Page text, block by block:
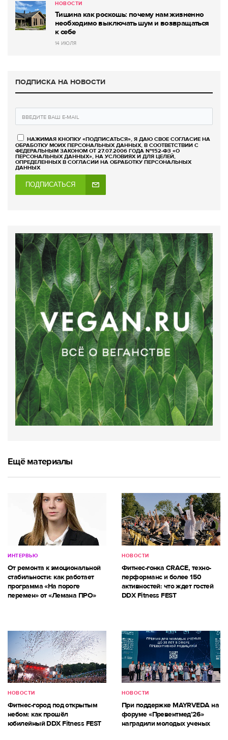
НОВОСТИ
Тишина как роскошь: почему нам жизненно
необходимо выключать шум и возвращаться
к себе
14 ИЮЛЯ
ПОДПИСКА НА НОВОСТИ
НАЖИМАЯ КНОПКУ «ПОДПИСАТЬСЯ», Я ДАЮ СВОЕ СОГЛАСИЕ НА
ОБРАБОТКУ МОИХ ПЕРСОНАЛЬНЫХ ДАННЫХ, В СООТВЕТСТВИИ С
ФЕДЕРАЛЬНЫМ ЗАКОНОМ ОТ 27.07.2006 ГОДА №152-ФЗ «О
ПЕРСОНАЛЬНЫХ ДАННЫХ», НА УСЛОВИЯХ И ДЛЯ ЦЕЛЕЙ,
ОПРЕДЕЛЕННЫХ В СОГЛАСИИ НА ОБРАБОТКУ ПЕРСОНАЛЬНЫХ
ДАННЫХ
ПОДПИСАТЬСЯ
Ещё материалы
ИНТЕРВЬЮ
От ремонта к эмоциональной
стабильности: как работает
программа «На пороге
перемен» от «Лемана ПРО»
НОВОСТИ
Фитнес-гонка CRACE, техно-
перформанс и более 150
активностей: что ждет гостей
DDX Fitness FEST
НОВОСТИ
Фитнес-город под открытым
небом: как прошёл
юбилейный DDX Fitness FEST
НОВОСТИ
При поддержке MAYRVEDA на
форуме «Превентмед’26»
наградили молодых ученых